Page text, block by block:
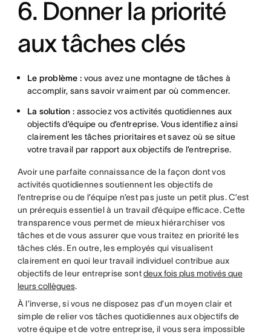
6. Donner la priorité
aux tâches clés
Le problème : vous avez une montagne de tâches à
accomplir, sans savoir vraiment par où commencer.
La solution : associez vos activités quotidiennes aux
objectifs d’équipe ou d’entreprise. Vous identifiez ainsi
clairement les tâches prioritaires et savez où se situe
votre travail par rapport aux objectifs de l’entreprise.
Avoir une parfaite connaissance de la façon dont vos
activités quotidiennes soutiennent les objectifs de
l’entreprise ou de l’équipe n’est pas juste un petit plus. C’est
un prérequis essentiel à un travail d’équipe efficace. Cette
transparence vous permet de mieux hiérarchiser vos
tâches et de vous assurer que vous traitez en priorité les
tâches clés. En outre, les employés qui visualisent
clairement en quoi leur travail individuel contribue aux
objectifs de leur entreprise sontdeux fois plus motivés que
leurs collègues.
À l’inverse, si vous ne disposez pas d’un moyen clair et
simple de relier vos tâches quotidiennes aux objectifs de
votre équipe et de votre entreprise, il vous sera impossible